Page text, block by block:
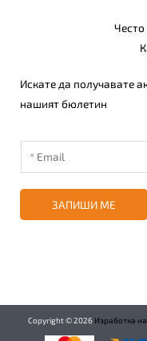
Искате да получавате
нашият бюлетин
ЗАПИШИ МЕ
Copyright ©2026 Изработка